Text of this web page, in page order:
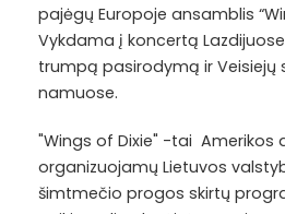
pajėgų Europoje ansamblis
Vykdama į koncertą
trumpą pasirodymą ir Veisiejų
namuose.
"Wings of Dixie" -tai Amerikos
organizuojamų Lietuvos
šimtmečio progos skirtų